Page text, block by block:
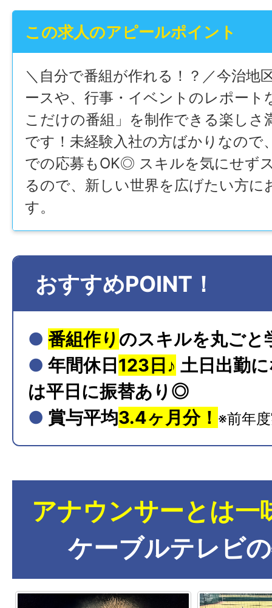
この求人のアピールポイント
＼自分で番組が作れる！？／今治地
ースや、行事・イベントのレポート
こだけの番組」を制作できる楽しさ
です！未経験入社の方ばかりなので
での応募もOK◎ スキルを気にせず
るので、新しい世界を広げたい方に
す。
おすすめPOINT！
● 番組作り のスキルを丸ごと
● 年間休日 123日♪ 土日出勤
は平日に振替あり◎
● 賞与平均3.4ヶ月分！ ※前年
アナウンサーとは一
ケーブルテレビ